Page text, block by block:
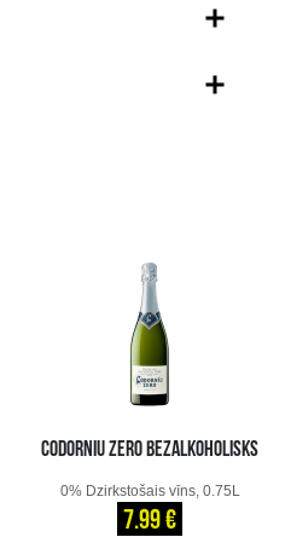
CODORNIU ZERO BEZALKOHOLISKS
0% Dzirkstošais vīns, 0.75L
7.99 €